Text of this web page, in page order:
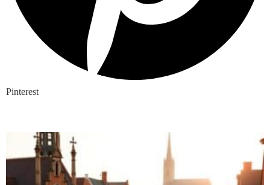
Pinterest